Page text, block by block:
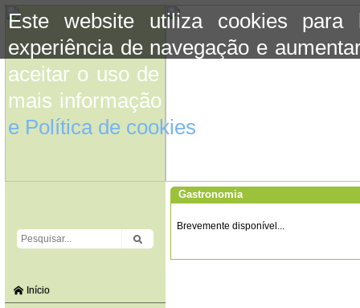
Este website utiliza cookies para
experiência de navegação e
aceitar o uso de cookies basta
mais informação consulte a
e Política de cookies
Início
Gastronomia
Brevemente disponível...